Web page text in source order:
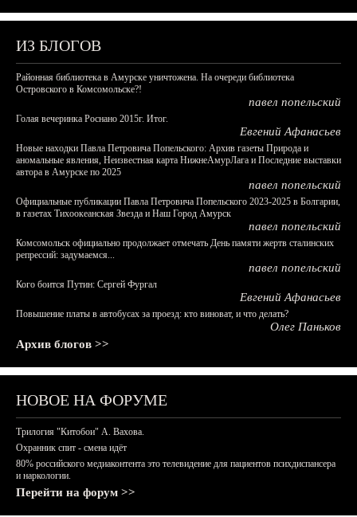
ИЗ БЛОГОВ
Районная библиотека в Амурске уничтожена. На очереди библиотека
Островского в Комсомольске?!
павел попельский
Голая вечеринка Роснано 2015г. Итог.
Евгений Афанасьев
Новые находки Павла Петровича Попельского: Архив газеты Природа и
аномальные явления, Неизвестная карта НижнеАмурЛага и Последние выставки
автора в Амурске по 2025
павел попельский
Официальные публикации Павла Петровича Попельского 2023-2025 в Болгарии,
в газетах Тихоокеанская Звезда и Наш Город Амурск
павел попельский
Комсомольск официально продолжает отмечать День памяти жертв сталинских
репрессий: задумаемся...
павел попельский
Кого боится Путин: Сергей Фургал
Евгений Афанасьев
Повышение платы в автобусах за проезд: кто виноват, и что делать?
Олег Паньков
Архив блогов >>
НОВОЕ НА ФОРУМЕ
Трилогия "Китобои" А. Вахова.
Охранник спит - смена идёт
80% российского медиаконтента это телевидение для пациентов психдиспансера
и наркологии.
Перейти на форум >>